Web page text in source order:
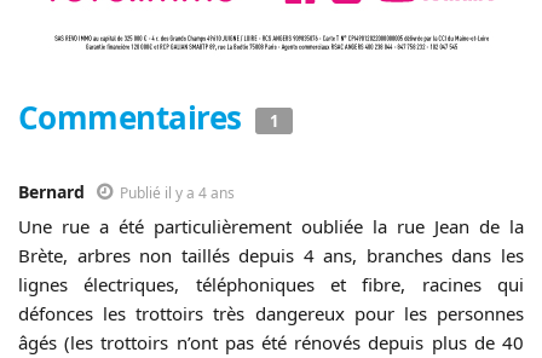
Commentaires 1
Bernard Publié il y a 4 ans
Une rue a été particulièrement oubliée la rue Jean de la
Brète, arbres non taillés depuis 4 ans, branches dans les
lignes électriques, téléphoniques et fibre, racines qui
défonces les trottoirs très dangereux pour les personnes
âgés (les trottoirs n’ont pas été rénovés depuis plus de 40